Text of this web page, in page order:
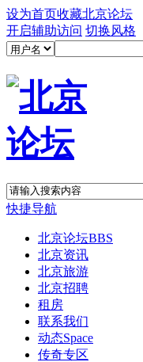
设为首页收藏北京论坛
开启辅助访问 切换风格
快捷导航
北京论坛BBS
北京资讯
北京旅游
北京招聘
租房
联系我们
动态Space
传奇专区